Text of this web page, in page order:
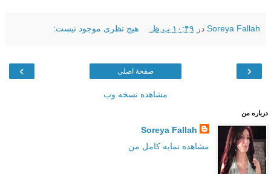
Soreya Fallah در ۱۰:۴۹ ب.ظ. هیچ نظری موجود نیست:
‹
› صفحهٔ اصلی
مشاهده نسخه وب
درباره من
Soreya Fallah
مشاهده نمایه کامل من